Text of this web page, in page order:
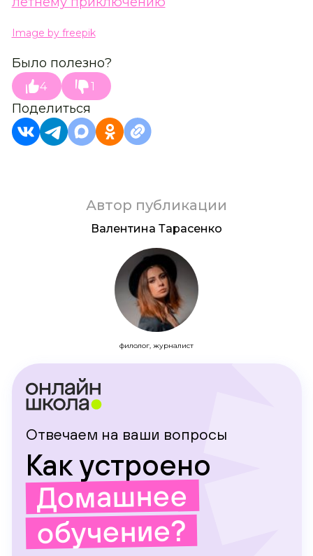
Image by freepik
Было полезно?
4 1
Поделиться
Автор публикации
Валентина Тарасенко
филолог, журналист
Отвечаем на ваши вопросы
Как устроено
Домашнее
обучение?